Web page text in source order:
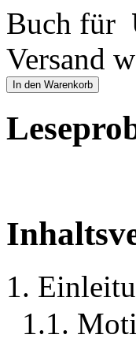
Buch für
Versand
In den Warenkorb
1.
1.1.